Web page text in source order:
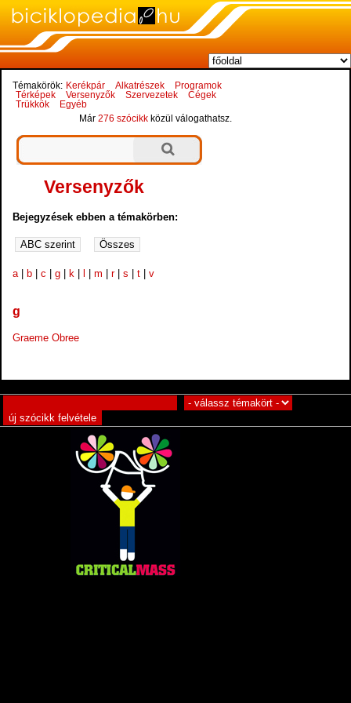
Témakörök: Kerékpár Alkatrészek
Programok
Térképek
Versenyzők Szervezetek
Cégek
Trükkök
Egyéb
Már276 szócikk közül válogathatsz.
Versenyzők
Bejegyzések ebben a témakörben:
a |b |c |g |k |l |m |r|s |t |v
g
Graeme Obree